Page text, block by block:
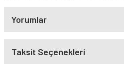
Yorumlar
Taksit Seçenekleri